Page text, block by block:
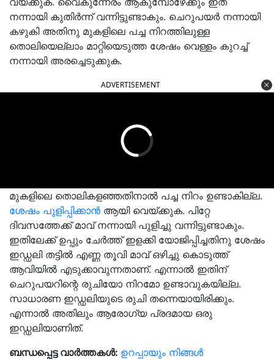
നന്നായി കുതിര്‍ന്ന് വന്നിട്ടുണ്ടാകും. ചെറുപയര്‍ നന്നായി
കഴുകി അതിനു മുകളിലെ പച്ച നിറത്തിലുള്ള
തൊലിയെല്ലാം മാറ്റിയെടുത്ത ശേഷം വെള്ളം കുറച്ച്
നന്നായി അരച്ചെടുക്കുക.
ADVERTISEMENT
മുകളിലെ തൊലികളഞ്ഞതിനാല്‍ പച്ച നിറം ഉണ്ടാകില്ല.
ശേഷം പുളിപ്പിക്കാന്‍ ആയി വെയ്ക്കുക. പിറ്റേ
ദിവസത്തേക്ക് മാവ് നന്നായി പുളിച്ചു വന്നിട്ടുണ്ടാകും.
ഇതിലേക്ക് ഉപ്പും ചേര്‍ത്ത് ഇളക്കി യോജിപ്പിച്ചതിനു ശേഷം
ഇഡ്ഡലി തട്ടില്‍ എണ്ണ തൂവി മാവ് ഒഴിച്ചു കൊടുത്ത്
ആവിയില്‍ എടുക്കാവുന്നതാണ്. എന്നാല്‍ ഇതിന്
ചെറുപയറിന്റെ രുചിയോ നിറമോ ഉണ്ടാവുകയില്ല.
സാധാരണ ഇഡ്ഡലിയുടെ രുചി തന്നെയായിരിക്കും.
എന്നാല്‍ അതിലും ആരോഗ്യ പ്രദമായ ഒരു
ഇഡ്ഡലിയാണിത്.
ബന്ധപ്പെട്ട വാർത്തകൾ: ഉറപ്പായും നിങ്ങൾ